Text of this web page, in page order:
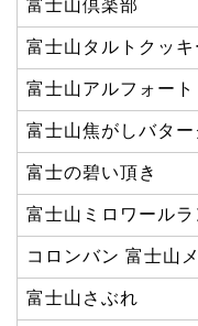
富士山倶楽部
富士山タルトクッキ
富士山アルフォート
富士山焦がしバター
富士の碧い頂き
富士山ミロワールラ
コロンバン 富士山
富士山さぶれ